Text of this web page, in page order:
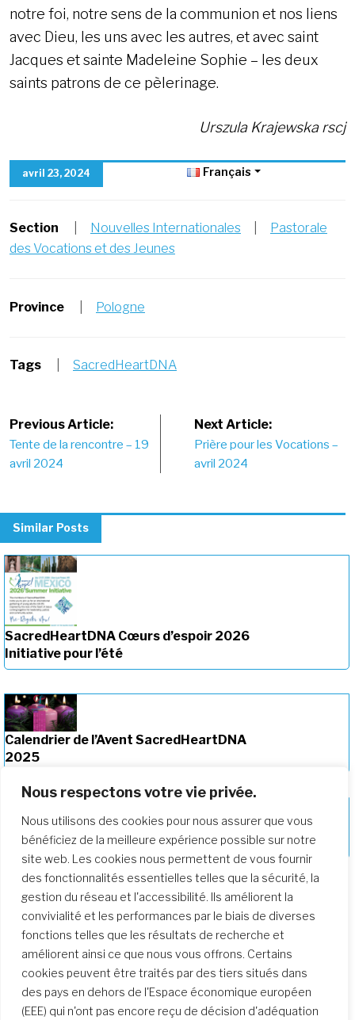
Nous respectons votre vie privée.
Nous utilisons des cookies pour nous assurer que vous
bénéficiez de la meilleure expérience possible sur notre
site web. Les cookies nous permettent de vous fournir
des fonctionnalités essentielles telles que la sécurité, la
gestion du réseau et l'accessibilité. Ils améliorent la
convivialité et les performances par le biais de diverses
fonctions telles que les résultats de recherche et
améliorent ainsi ce que nous vous offrons. Certains
cookies peuvent être traités par des tiers situés dans
des pays en dehors de l'Espace économique européen
(EEE) qui n'ont pas encore reçu de décision d'adéquation
notre foi, notre sens de la communion et nos liens
avec Dieu, les uns avec les autres, et avec saint
Jacques et sainte Madeleine Sophie – les deux
saints patrons de ce pèlerinage.
Urszula Krajewska rscj
avril 23, 2024 Français
Section Nouvelles Internationales
Pastorale
des Vocations et des Jeunes
Province Pologne
Tags SacredHeartDNA
Post
navigation
Previous Article:
Tente de la rencontre – 19
avril 2024
Next Article:
Prière pour les Vocations –
avril 2024
Similar Posts
SacredHeartDNA Cœurs d’espoir 2026
Initiative pour l’été
Calendrier de l’Avent SacredHeartDNA
2025
Réflexions sur le Jubilé des Jeunes – 25
octobre 2025